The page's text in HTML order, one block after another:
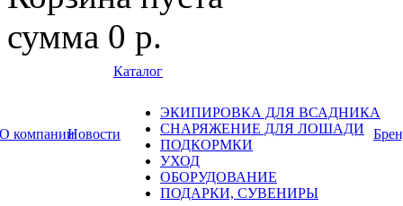
сумма 0 р.
О компанииНовости
Каталог
ЭКИПИРОВКА ДЛЯ ВСАДНИКА
СНАРЯЖЕНИЕ ДЛЯ ЛОШАДИ
ПОДКОРМКИ
УХОД
ОБОРУДОВАНИЕ
ПОДАРКИ, СУВЕНИРЫ